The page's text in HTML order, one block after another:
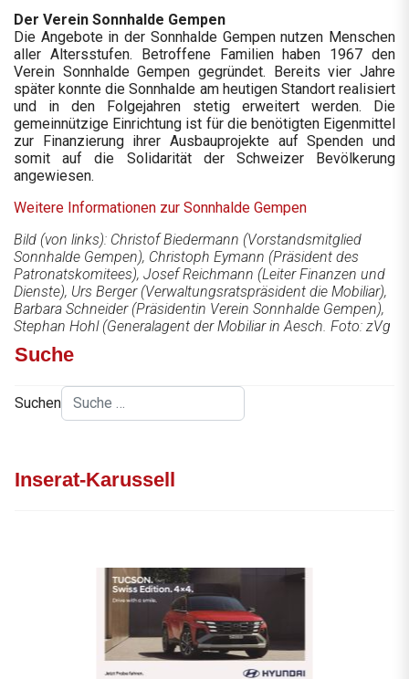
Der Verein Sonnhalde Gempen
Die Angebote in der Sonnhalde Gempen nutzen Menschen
aller Altersstufen. Betroffene Familien haben 1967 den
Verein Sonnhalde Gempen gegründet. Bereits vier Jahre
später konnte die Sonnhalde am heutigen Standort realisiert
und in den Folgejahren stetig erweitert werden. Die
gemeinnützige Einrichtung ist für die benötigten Eigenmittel
zur Finanzierung ihrer Ausbauprojekte auf Spenden und
somit auf die Solidarität der Schweizer Bevölkerung
angewiesen.
Weitere Informationen zur Sonnhalde Gempen
Bild (von links): Christof Biedermann (Vorstandsmitglied
Sonnhalde Gempen), Christoph Eymann (Präsident des
Patronatskomitees), Josef Reichmann (Leiter Finanzen und
Dienste), Urs Berger (Verwaltungsratspräsident die Mobiliar),
Barbara Schneider (Präsidentin Verein Sonnhalde Gempen),
Stephan Hohl (Generalagent der Mobiliar in Aesch. Foto: zVg
Suche
Suchen
Inserat-Karussell